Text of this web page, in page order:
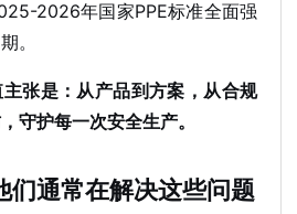
2026年国家PPE标准全面强
。
张是：从产品到方案，从合规
护每一次安全生产。
们通常在解决这些问题